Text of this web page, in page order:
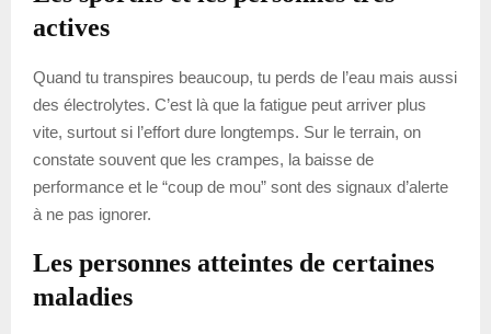
actives
Quand tu transpires beaucoup, tu perds de l’eau mais aussi
des électrolytes. C’est là que la fatigue peut arriver plus
vite, surtout si l’effort dure longtemps. Sur le terrain, on
constate souvent que les crampes, la baisse de
performance et le “coup de mou” sont des signaux d’alerte
à ne pas ignorer.
Les personnes atteintes de certaines
maladies